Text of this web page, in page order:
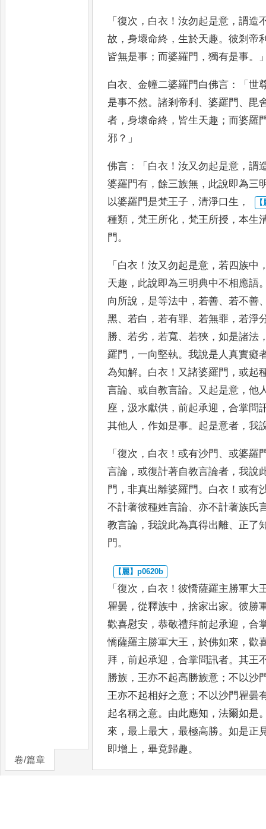
卷/篇章
「復次 ， 白衣 ！汝勿起是意 ，謂造
故 ，身壞命終 ，生於天趣。彼剎帝
皆無是事 ； 而婆羅門 ，獨有是事。
白衣、金幢二婆羅門白佛言 ：「世
是事不然。諸剎帝利 、婆羅門 、 毘
者 ，身壞命終 ， 皆生天趣 ； 而婆羅
邪 ？」
佛言 ：「 白衣 ！汝又勿起是意 ，謂
婆羅門有 ，餘三族無 ， 此說即為三
以婆羅門是梵王子 ，清淨口生 ，
種類 ，梵王所化 ，梵王所授 ，本生
門。
「 白衣 ！汝又勿起是意 ，若四族中
天趣 ， 此說即為三明典中不相應語
向所說 ， 是等法中 ，若善、若不善
黑、若白 ，若有罪、若無罪 ，若淨
勝、若劣 ，若寬、若狹 ，如是諸法
羅門 ，一向堅執。我說是人真實癡
為知解。 白衣 ！ 又諸婆羅門 ，或起
言論、或自教言論。 又 起是意 ，他
座 ，汲水獻供 ，前起承迎 ，合掌問
其他人 ，作如是事。 起是意者 ，我
「復次 ， 白衣 ！或有沙門 、或婆羅
言論 ，或復計著自教言論者 ，我說
門 ，非真出離婆羅門。 白衣 ！或有
不計著彼種姓言論、亦不計著族氏
教言論 ，我說此為真得出離、
正了
門。
「復次 ， 白衣 ！彼憍薩羅主勝軍大
瞿曇 ，從釋族中 ，捨家出家。彼勝
歡喜慰安 ，恭敬禮拜前起承迎 ，合
憍薩羅主勝軍大王 ，於佛如來 ，歡
拜 ，前起承迎 ，合掌問訊者。其王
勝族 ，王亦不起高勝族意 ；不以沙
王亦不起相好之意 ；不以沙門瞿曇
起名稱之意。 由此應知 ，法爾如是
來 ，最上最大 ，最極高勝。如是正
即增上 ，畢竟歸趣。